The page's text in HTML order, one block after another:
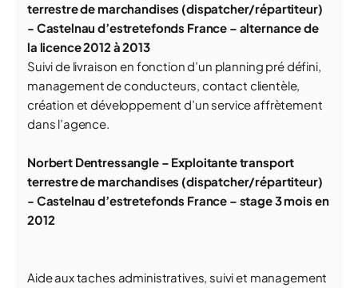
terrestre de marchandises (dispatcher/répartiteur)
- Castelnau d’estretefonds France – alternance de
la licence 2012 à 2013
Suivi de livraison en fonction d’un planning pré défini,
management de conducteurs, contact clientèle,
création et développement d’un service affrètement
dans l’agence.
Norbert Dentressangle – Exploitante transport
terrestre de marchandises (dispatcher/répartiteur)
- Castelnau d’estretefonds France – stage 3 mois en
2012
Aide aux taches administratives, suivi et management